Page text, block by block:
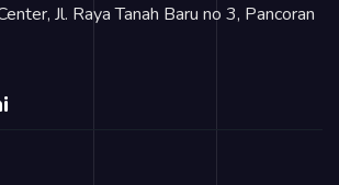
Jl. Raya Tanah Baru no 3, Pancoran